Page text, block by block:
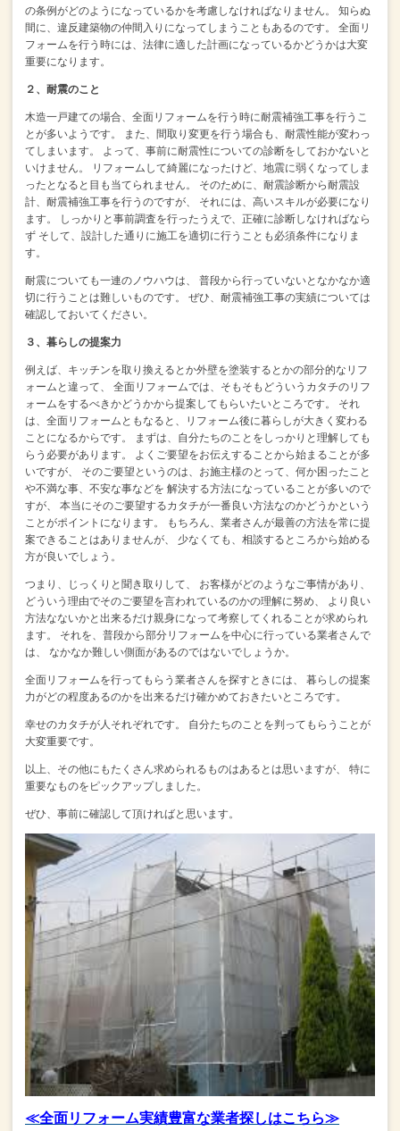
の条例がどのようになっているかを考慮しなければなりません。
知らぬ
間に、違反建築物の仲間入りになってしまうこともあるのです。
全面リ
フォームを行う時には、法律に適した計画になっているかどうかは大変
重要になります。
２、耐震のこと
木造一戸建ての場合、全面リフォームを行う時に耐震補強工事を行うこ
とが多いようです。
また、間取り変更を行う場合も、耐震性能が変わっ
てしまいます。
よって、事前に耐震性についての診断をしておかないと
いけません。
リフォームして綺麗になったけど、地震に弱くなってしま
ったとなると目も当てられません。
そのために、耐震診断から耐震設
計、耐震補強工事を行うのですが、
それには、高いスキルが必要になり
ます。
しっかりと事前調査を行ったうえで、正確に診断しなければなら
ず そして、設計した通りに施工を適切に行うことも必須条件になりま
す。
耐震についても一連のノウハウは、
普段から行っていないとなかなか適
切に行うことは難しいものです。
ぜひ、耐震補強工事の実績については
確認しておいてください。
３、暮らしの提案力
例えば、キッチンを取り換えるとか外壁を塗装するとかの部分的なリフ
ォームと違って、
全面リフォームでは、そもそもどういうカタチのリフ
ォームをするべきかどうかから提案してもらいたいところです。
それ
は、全面リフォームともなると、リフォーム後に暮らしが大きく変わる
ことになるからです。
まずは、自分たちのことをしっかりと理解しても
らう必要があります。
よくご要望をお伝えすることから始まることが多
いですが、
そのご要望というのは、お施主様のとって、何か困ったこと
や不満な事、不安な事などを 解決する方法になっていることが多いので
すが、
本当にそのご要望するカタチが一番良い方法なのかどうかという
ことがポイントになります。
もちろん、業者さんが最善の方法を常に提
案できることはありませんが、
少なくても、相談するところから始める
方が良いでしょう。
つまり、じっくりと聞き取りして、
お客様がどのようなご事情があり、
どういう理由でそのご要望を言われているのかの理解に努め、
より良い
方法なないかと出来るだけ親身になって考察してくれることが求められ
ます。
それを、普段から部分リフォームを中心に行っている業者さんで
は、
なかなか難しい側面があるのではないでしょうか。
全面リフォームを行ってもらう業者さんを探すときには、
暮らしの提案
力がどの程度あるのかを出来るだけ確かめておきたいところです。
幸せのカタチが人それぞれです。
自分たちのことを判ってもらうことが
大変重要です。
以上、その他にもたくさん求められるものはあるとは思いますが、
特に
重要なものをピックアップしました。
ぜひ、事前に確認して頂ければと思います。
≪全面リフォーム実績豊富な業者探しはこちら≫